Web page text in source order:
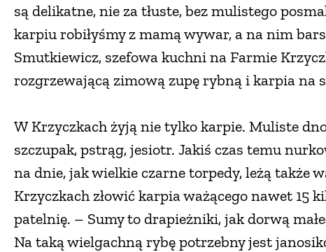
są delikatne, nie za tłuste, bez mulistego
karpiu robiłyśmy z mamą wywar, a na nim
Smutkiewicz, szefowa kuchni na Farmie
rozgrzewającą zimową zupę rybną i karpia na
W Krzyczkach żyją nie tylko karpie. Muliste
szczupak, pstrąg, jesiotr. Jakiś czas temu
na dnie, jak wielkie czarne torpedy, leżą także
Krzyczkach złowić karpia ważącego nawet 15
patelnię. – Sumy to drapieżniki, jak dorwą
Na taką wielgachną rybę potrzebny jest